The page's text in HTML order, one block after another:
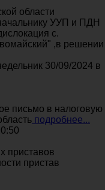
области
УУП и ПДН
с.
,в решении
30/09/2024 в
письмо в налоговую
подробнее...
приставов
пристав